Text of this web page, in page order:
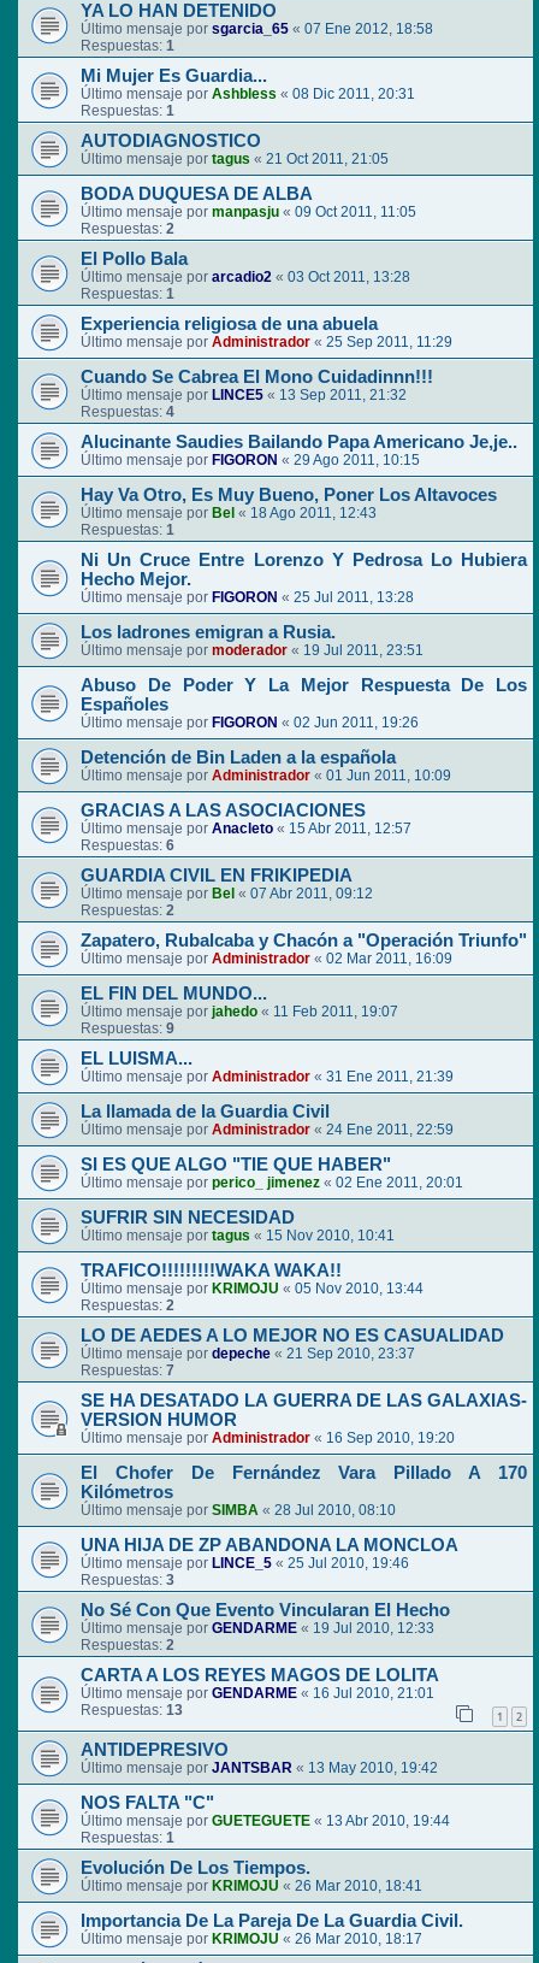
YA LO HAN DETENIDO
Último mensaje por sgarcia_65 « 07 Ene 2012, 18:58
Respuestas: 1
Mi Mujer Es Guardia...
Último mensaje por Ashbless « 08 Dic 2011, 20:31
Respuestas: 1
AUTODIAGNOSTICO
Último mensaje por tagus « 21 Oct 2011, 21:05
BODA DUQUESA DE ALBA
Último mensaje por manpasju « 09 Oct 2011, 11:05
Respuestas: 2
El Pollo Bala
Último mensaje por arcadio2 « 03 Oct 2011, 13:28
Respuestas: 1
Experiencia religiosa de una abuela
Último mensaje por Administrador « 25 Sep 2011, 11:29
Cuando Se Cabrea El Mono Cuidadinnn!!!
Último mensaje por LINCE5 « 13 Sep 2011, 21:32
Respuestas: 4
Alucinante Saudies Bailando Papa Americano Je,je..
Último mensaje por FIGORON « 29 Ago 2011, 10:15
Hay Va Otro, Es Muy Bueno, Poner Los Altavoces
Último mensaje por Bel « 18 Ago 2011, 12:43
Respuestas: 1
Ni Un Cruce Entre Lorenzo Y Pedrosa Lo Hubiera
Hecho Mejor.
Último mensaje por FIGORON « 25 Jul 2011, 13:28
Los ladrones emigran a Rusia.
Último mensaje por moderador « 19 Jul 2011, 23:51
Abuso De Poder Y La Mejor Respuesta De Los
Españoles
Último mensaje por FIGORON « 02 Jun 2011, 19:26
Detención de Bin Laden a la española
Último mensaje por Administrador « 01 Jun 2011, 10:09
GRACIAS A LAS ASOCIACIONES
Último mensaje por Anacleto « 15 Abr 2011, 12:57
Respuestas: 6
GUARDIA CIVIL EN FRIKIPEDIA
Último mensaje por Bel « 07 Abr 2011, 09:12
Respuestas: 2
Zapatero, Rubalcaba y Chacón a "Operación Triunfo"
Último mensaje por Administrador « 02 Mar 2011, 16:09
EL FIN DEL MUNDO...
Último mensaje por jahedo « 11 Feb 2011, 19:07
Respuestas: 9
EL LUISMA...
Último mensaje por Administrador « 31 Ene 2011, 21:39
La llamada de la Guardia Civil
Último mensaje por Administrador « 24 Ene 2011, 22:59
SI ES QUE ALGO "TIE QUE HABER"
Último mensaje por perico_ jimenez « 02 Ene 2011, 20:01
SUFRIR SIN NECESIDAD
Último mensaje por tagus « 15 Nov 2010, 10:41
TRAFICO!!!!!!!!!WAKA WAKA!!
Último mensaje por KRIMOJU « 05 Nov 2010, 13:44
Respuestas: 2
LO DE AEDES A LO MEJOR NO ES CASUALIDAD
Último mensaje por depeche « 21 Sep 2010, 23:37
Respuestas: 7
SE HA DESATADO LA GUERRA DE LAS GALAXIAS-
VERSION HUMOR
Último mensaje por Administrador « 16 Sep 2010, 19:20
El Chofer De Fernández Vara Pillado A 170
Kilómetros
Último mensaje por SIMBA « 28 Jul 2010, 08:10
UNA HIJA DE ZP ABANDONA LA MONCLOA
Último mensaje por LINCE_5 « 25 Jul 2010, 19:46
Respuestas: 3
No Sé Con Que Evento Vincularan El Hecho
Último mensaje por GENDARME « 19 Jul 2010, 12:33
Respuestas: 2
CARTA A LOS REYES MAGOS DE LOLITA
Último mensaje por GENDARME « 16 Jul 2010, 21:01
Respuestas: 13 1 2
ANTIDEPRESIVO
Último mensaje por JANTSBAR « 13 May 2010, 19:42
NOS FALTA "C"
Último mensaje por GUETEGUETE « 13 Abr 2010, 19:44
Respuestas: 1
Evolución De Los Tiempos.
Último mensaje por KRIMOJU « 26 Mar 2010, 18:41
Importancia De La Pareja De La Guardia Civil.
Último mensaje por KRIMOJU « 26 Mar 2010, 18:17